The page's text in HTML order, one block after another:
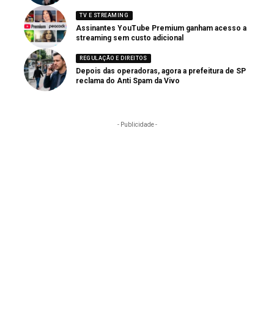
TV E STREAMING
Assinantes YouTube Premium ganham acesso a
streaming sem custo adicional
REGULAÇÃO E DIREITOS
Depois das operadoras, agora a prefeitura de SP
reclama do Anti Spam da Vivo
- Publicidade -